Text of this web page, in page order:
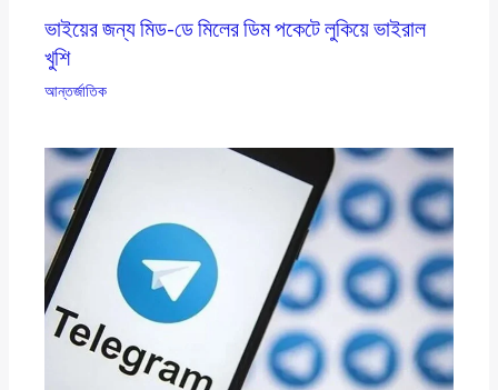
ভাইয়ের জন্য মিড-ডে মিলের ডিম পকেটে লুকিয়ে ভাইরাল
খুশি
আন্তর্জাতিক